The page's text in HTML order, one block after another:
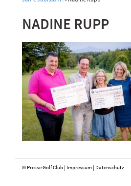
NADINE RUPP
© Presse Golf Club | Impressum | Datenschutz